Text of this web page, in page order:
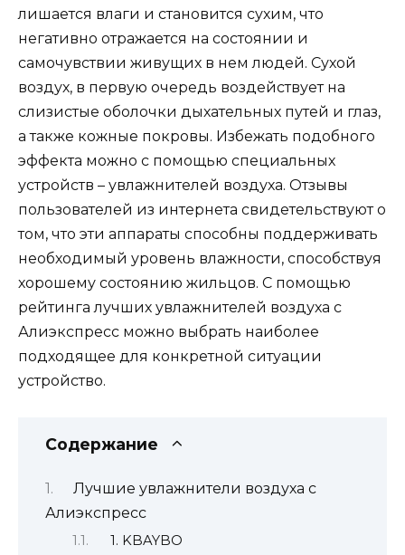
лишается влаги и становится сухим, что
негативно отражается на состоянии и
самочувствии живущих в нем людей. Сухой
воздух, в первую очередь воздействует на
слизистые оболочки дыхательных путей и глаз,
а также кожные покровы. Избежать подобного
эффекта можно с помощью специальных
устройств – увлажнителей воздуха. Отзывы
пользователей из интернета свидетельствуют о
том, что эти аппараты способны поддерживать
необходимый уровень влажности, способствуя
хорошему состоянию жильцов. С помощью
рейтинга лучших увлажнителей воздуха с
Алиэкспресс можно выбрать наиболее
подходящее для конкретной ситуации
устройство.
Содержание
Лучшие увлажнители воздуха с
Алиэкспресс
1. KBAYBO